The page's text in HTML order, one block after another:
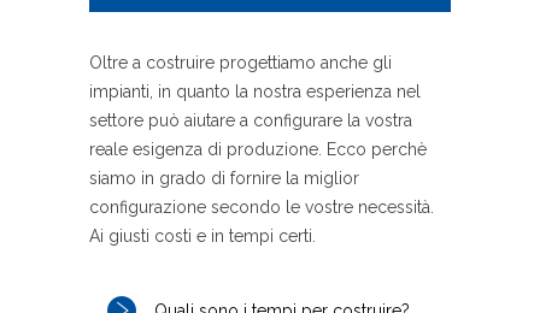
Oltre a costruire progettiamo anche gli
impianti, in quanto la nostra esperienza nel
settore può aiutare a configurare la vostra
reale esigenza di produzione. Ecco perchè
siamo in grado di fornire la miglior
configurazione secondo le vostre necessità.
Ai giusti costi e in tempi certi.